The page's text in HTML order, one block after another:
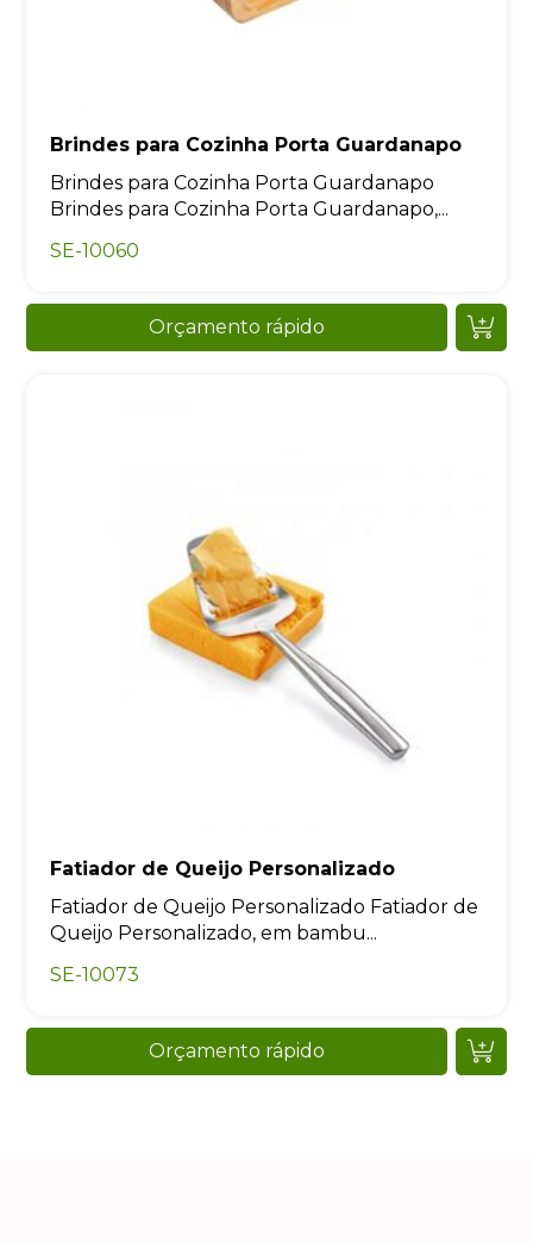
Brindes para Cozinha Porta Guardanapo
Brindes para Cozinha Porta Guardanapo
Brindes para Cozinha Porta Guardanapo,...
SE-10060
Orçamento rápido
Fatiador de Queijo Personalizado
Fatiador de Queijo Personalizado Fatiador de
Queijo Personalizado, em bambu...
SE-10073
Orçamento rápido